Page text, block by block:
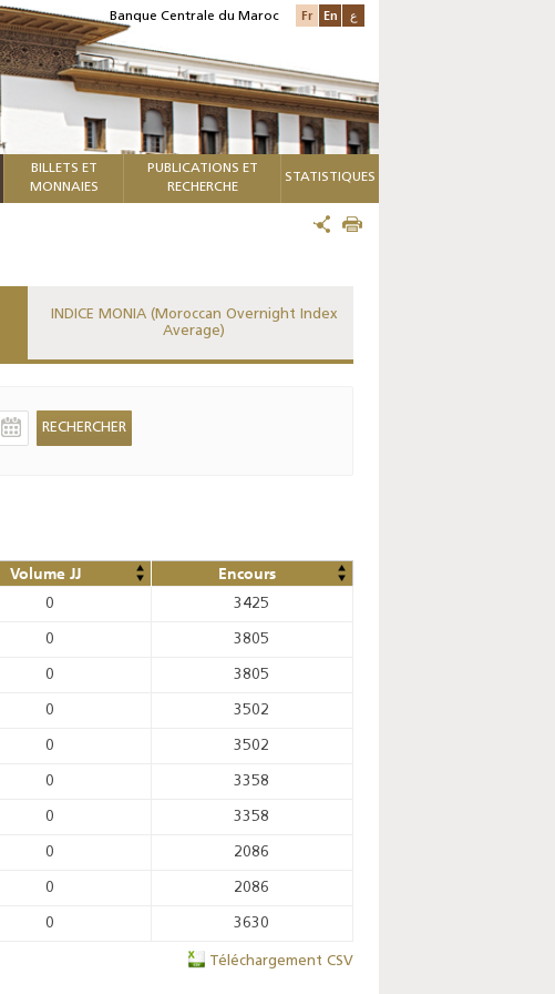
Banque Centrale du Maroc Fr En ع
BILLETS ET
MONNAIES
PUBLICATIONS ET
RECHERCHE
STATISTIQUES
INDICE MONIA (Moroccan Overnight Index
Average)
Volume JJ Encours
0 3425
0 3805
0 3805
0 3502
0 3502
0 3358
0 3358
0 2086
0 2086
0 3630
Téléchargement CSV